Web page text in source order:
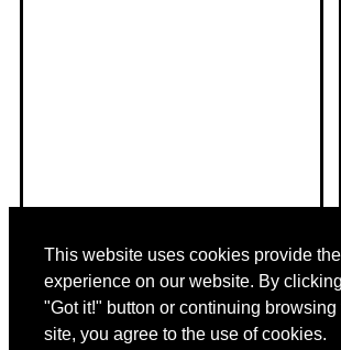
This website uses cookies provide
experience on our website. By
"Got it!" button or continuing browsing
site, you agree to the use of cookies.
其他語言: